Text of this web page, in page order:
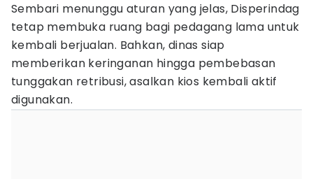
Sembari menunggu aturan yang jelas, Disperindag
tetap membuka ruang bagi pedagang lama untuk
kembali berjualan. Bahkan, dinas siap
memberikan keringanan hingga pembebasan
tunggakan retribusi, asalkan kios kembali aktif
digunakan.